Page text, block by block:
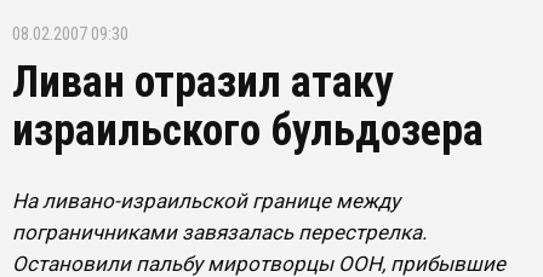
08.02.2007 09:30
Ливан отразил атаку
израильского бульдозера
На ливано-израильской границе между
пограничниками завязалась перестрелка.
Остановили пальбу миротворцы ООН, прибывшие